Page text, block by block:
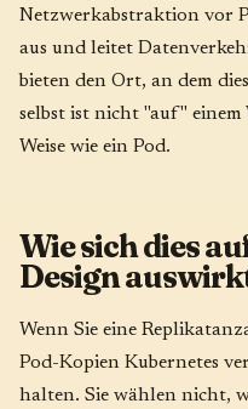
Netzwerkabstraktion vor
aus und leitet
bieten den Ort, an dem
selbst ist nicht "auf"
Weise wie ein Pod.
Wie sich dies
Design
Wenn Sie eine
Pod-Kopien Kubernetes
halten. Sie wählen nicht,